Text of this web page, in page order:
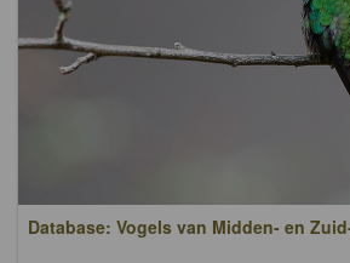
Database: Vogels van Midden- en